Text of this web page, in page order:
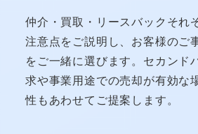
仲介・買取・リースバックそれ
注意点をご説明し、お客様のご
をご一緒に選びます。セカンド
求や事業用途での売却が有効な
性もあわせてご提案します。